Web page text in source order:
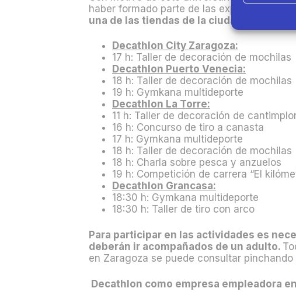
haber formado parte de las experiencias
una de las tiendas de la ciudad realizará
Decathlon City Zaragoza:
17 h: Taller de decoración de mochilas
Decathlon Puerto Venecia:
18 h: Taller de decoración de mochilas
19 h: Gymkana multideporte
Decathlon La Torre:
11 h: Taller de decoración de
16 h: Concurso de tiro a canasta
17 h: Gymkana multideporte
18 h: Taller de decoración de mochilas
18 h: Charla sobre pesca y anzuelos
19 h: Competición de carrera “El
Decathlon Grancasa:
18:30 h: Gymkana multideporte
18:30 h: Taller de tiro con arco
Para participar en las actividades es
deberán ir acompañados de un adulto.
en Zaragoza se puede consultar pinchando
Decathlon como empresa empleadora